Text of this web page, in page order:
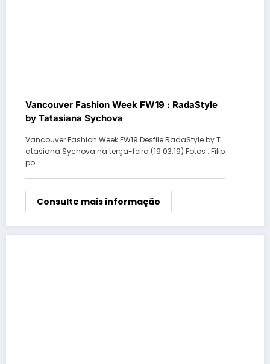
Vancouver Fashion Week FW19 : RadaStyle
by Tatasiana Sychova
Vancouver Fashion Week FW19 Desfile RadaStyle by T
atasiana Sychova na terça-feira (19.03.19) Fotos : Filip
po…
Consulte mais informação